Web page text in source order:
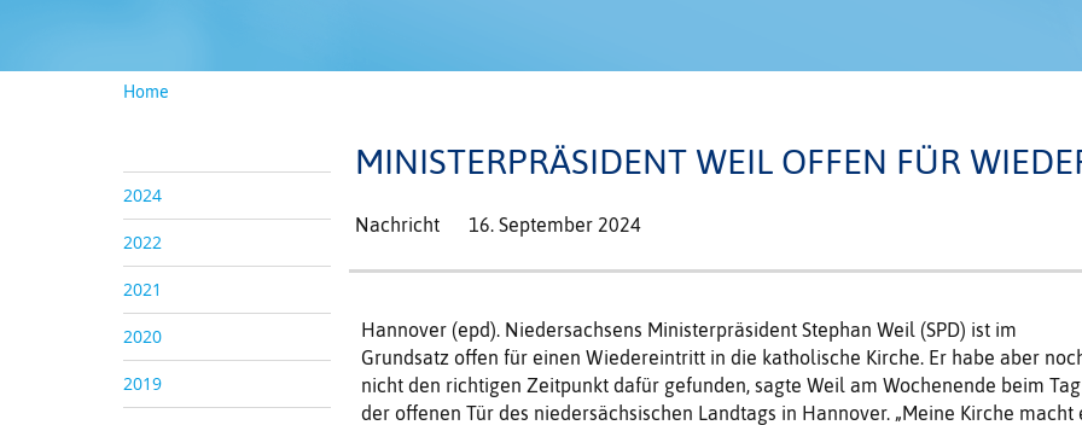
Home
2024
2022
2021
2020
2019
MINISTERPRÄSIDENT WEIL OFFEN FÜR
Nachricht 16. September 2024
Hannover (epd). Niedersachsens Ministerpräsident Stephan Weil (SPD) ist im
Grundsatz offen für einen Wiedereintritt in die katholische Kirche. Er habe aber
nicht den richtigen Zeitpunkt dafür gefunden, sagte Weil am Wochenende beim Tag
der offenen Tür des niedersächsischen Landtags in Hannover. „Meine Kirche macht